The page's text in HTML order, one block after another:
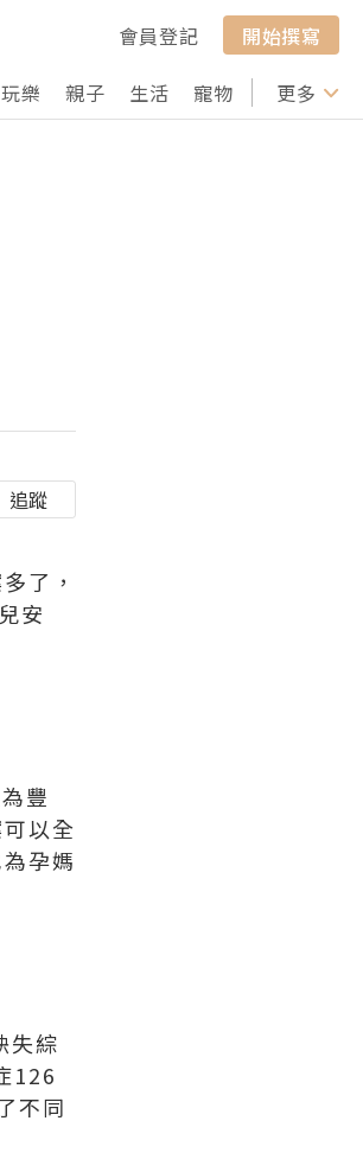
會員登記
開始撰寫
玩樂 親子 生活 寵物 行山 打卡
更多
追蹤
了，
安
豐
以全
孕媽
失綜
126
不同